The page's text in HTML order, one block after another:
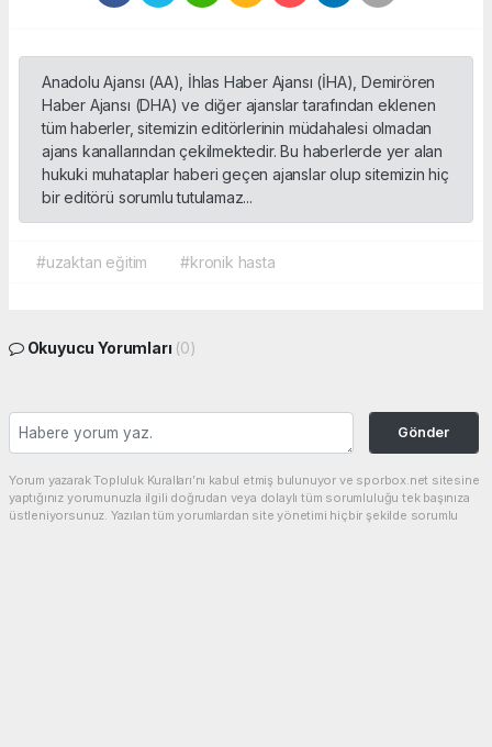
Anadolu Ajansı (AA), İhlas Haber Ajansı (İHA), Demirören
Haber Ajansı (DHA) ve diğer ajanslar tarafından eklenen
tüm haberler, sitemizin editörlerinin müdahalesi olmadan
ajans kanallarından çekilmektedir. Bu haberlerde yer alan
hukuki muhataplar haberi geçen ajanslar olup sitemizin hiç
bir editörü sorumlu tutulamaz...
#uzaktan eğitim #kronik hasta
Okuyucu Yorumları (0)
Gönder
Yorum yazarak Topluluk Kuralları’nı kabul etmiş bulunuyor ve sporbox.net sitesine
yaptığınız yorumunuzla ilgili doğrudan veya dolaylı tüm sorumluluğu tek başınıza
üstleniyorsunuz. Yazılan tüm yorumlardan site yönetimi hiçbir şekilde sorumlu